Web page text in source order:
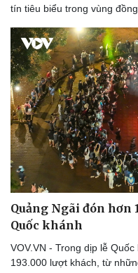
tín tiêu biểu trong vùng
Quảng Ngãi đón hơn
Quốc khánh
VOV.VN - Trong dịp lễ
193.000 lượt khách, từ